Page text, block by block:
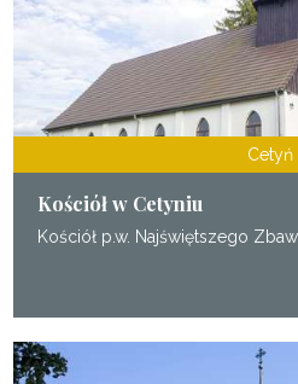
Cetyń
Kościół w Cetyniu
Kościół p.w. Najświętszego